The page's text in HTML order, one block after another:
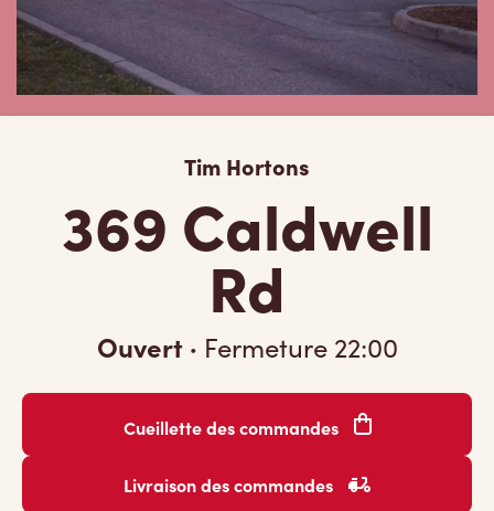
Tim Hortons
369 Caldwell
Rd
Ouvert · Fermeture 22:00
Cueillette des commandes
Livraison des commandes